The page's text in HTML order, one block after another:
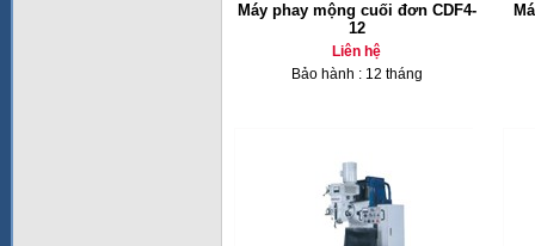
Máy phay mộng cuối đơn CDF4-
12
Liên hệ
Bảo hành : 12 tháng